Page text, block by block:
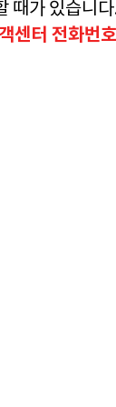
때가 있습니
센터 전화번